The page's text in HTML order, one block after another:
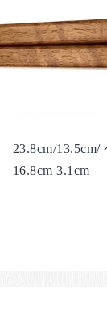
23.8cm/13.5cm/
16.8cm 3.1cm